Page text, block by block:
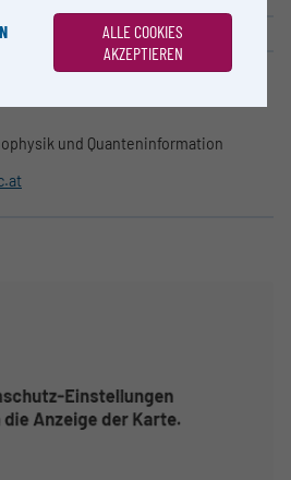
und Quanteninformation
ALLE COOKIES
AKZEPTIEREN